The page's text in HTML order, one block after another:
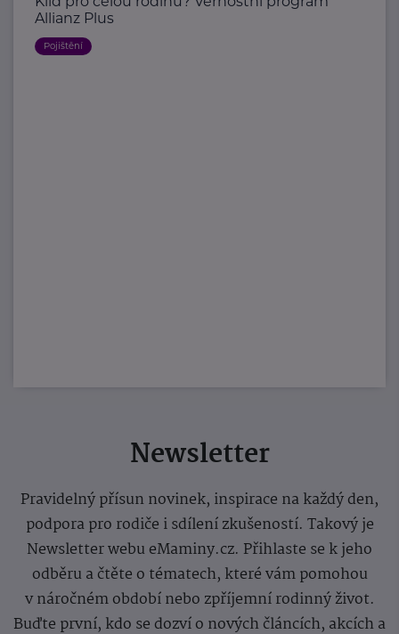
Allianz Plus
Pojištění
Newsletter
Pravidelný přísun novinek, inspirace na každý den,
podpora pro rodiče i sdílení zkušeností. Takový je
Newsletter webu eMaminy.cz. Přihlaste se k jeho
odběru a čtěte o tématech, které vám pomohou
v náročném období nebo zpříjemní rodinný život.
Buďte první, kdo se dozví o nových článcích, akcích a